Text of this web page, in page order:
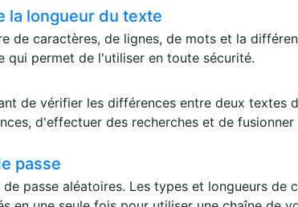
la longueur du texte
de caractères, de lignes, de mots et la
qui permet de l'utiliser en toute sécurité.
de vérifier les différences entre deux textes
d'effectuer des recherches et de
passe
passe aléatoires. Les types et longueurs